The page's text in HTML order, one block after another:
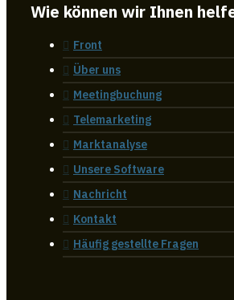
Wie können wir Ihnen
Front
Über uns
Meetingbuchung
Telemarketing
Marktanalyse
Unsere Software
Nachricht
Kontakt
Häufig gestellte Fragen